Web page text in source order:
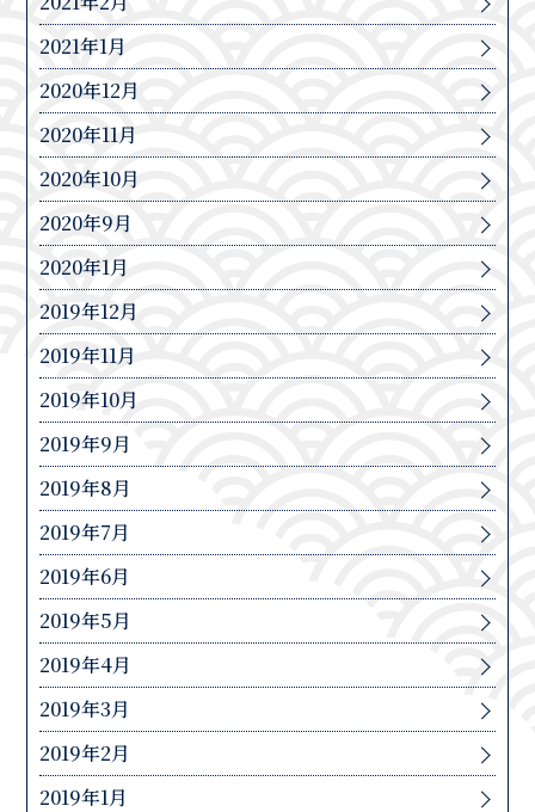
2021年1月
2020年12月
2020年11月
2020年10月
2020年9月
2020年1月
2019年12月
2019年11月
2019年10月
2019年9月
2019年8月
2019年7月
2019年6月
2019年5月
2019年4月
2019年3月
2019年2月
2019年1月